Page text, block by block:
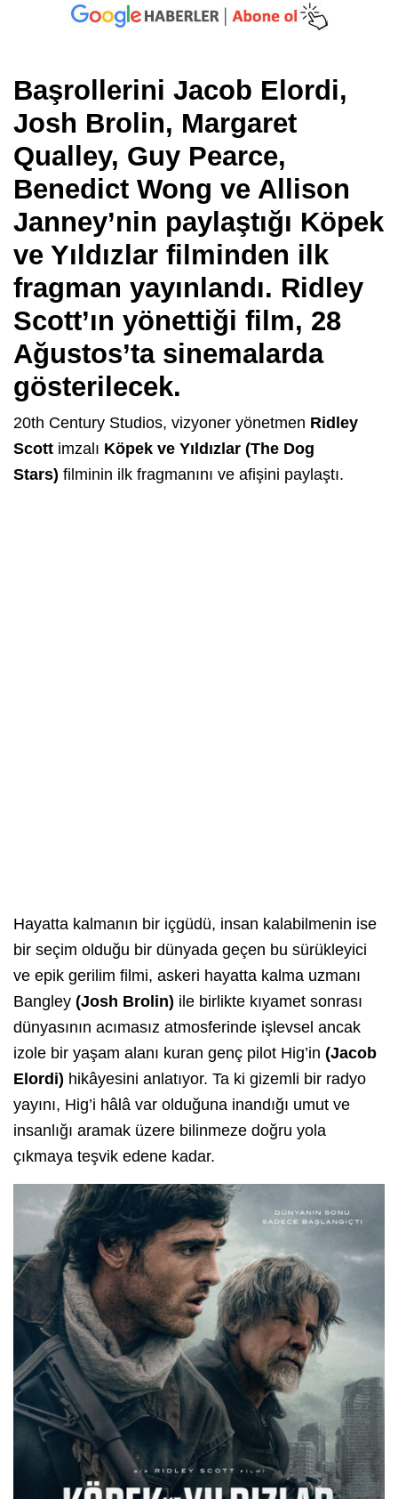
Başrollerini Jacob Elordi,
Josh Brolin, Margaret
Qualley, Guy Pearce,
Benedict Wong ve Allison
Janney’nin paylaştığı Köpek
ve Yıldızlar filminden ilk
fragman yayınlandı. Ridley
Scott’ın yönettiği film, 28
Ağustos’ta sinemalarda
gösterilecek.
20th Century Studios, vizyoner yönetmen Ridley
Scott imzalı Köpek ve Yıldızlar (The Dog
Stars) filminin ilk fragmanını ve afişini paylaştı.
Hayatta kalmanın bir içgüdü, insan kalabilmenin ise
bir seçim olduğu bir dünyada geçen bu sürükleyici
ve epik gerilim filmi, askeri hayatta kalma uzmanı
Bangley (Josh Brolin) ile birlikte kıyamet sonrası
dünyasının acımasız atmosferinde işlevsel ancak
izole bir yaşam alanı kuran genç pilot Hig’in (Jacob
Elordi) hikâyesini anlatıyor. Ta ki gizemli bir radyo
yayını, Hig’i hâlâ var olduğuna inandığı umut ve
insanlığı aramak üzere bilinmeze doğru yola
çıkmaya teşvik edene kadar.